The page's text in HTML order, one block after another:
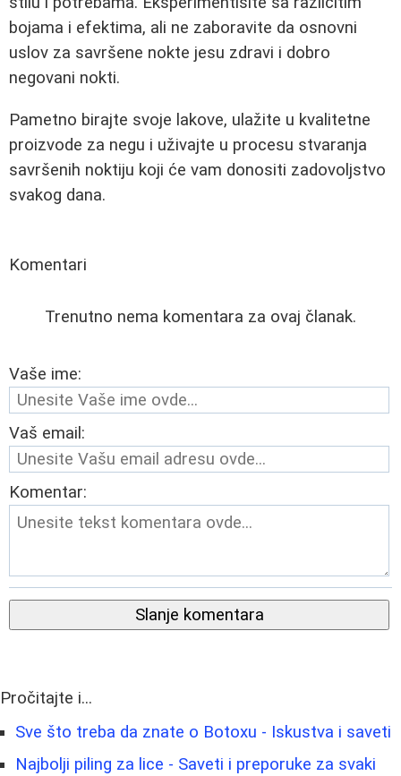
bojama i efektima, ali ne zaboravite da osnovni
uslov za savršene nokte jesu zdravi i dobro
negovani nokti.
Pametno birajte svoje lakove, ulažite u kvalitetne
proizvode za negu i uživajte u procesu stvaranja
savršenih noktiju koji će vam donositi zadovoljstvo
svakog dana.
Komentari
Trenutno nema komentara za ovaj članak.
Vaše ime:
Vaš email:
Komentar:
Slanje komentara
Pročitajte i...
Sve što treba da znate o Botoxu - Iskustva i saveti
Najbolji piling za lice - Saveti i preporuke za svaki